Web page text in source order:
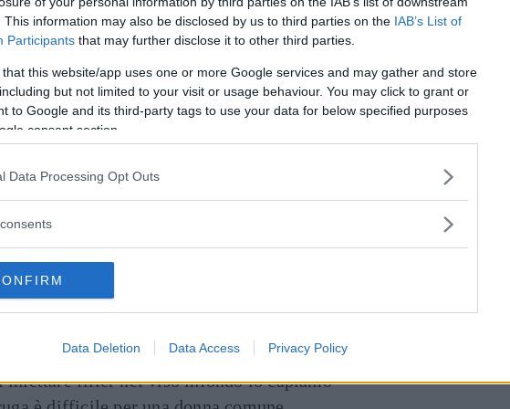
This information may also be disclosed by us to third parties on the IAB’s List of
Participants that may further disclose it to other third parties.
that this website/app uses one or more Google services and may gather and store
but not limited to your visit or usage behaviour. You may click to grant or
to Google and its third-party tags to use your data for below specified purposes
consent section.
Data Processing Opt Outs
Data Deletion Data Access Privacy Policy
nuova schiava del botoxe della
nell’esercito delle facce di cera.
a leggere dopo la pubblicità
una donna che nell’immaginario di tutti è
e grintosa?
ad identificare gli attori con i loro
poi mai avremmo potuto immaginare una
ci rimaneva comunque anche la
facile vedere nemmeno una Uma vittima del
da mandare giù.
iniettare filler nel viso infondo lo capiamo